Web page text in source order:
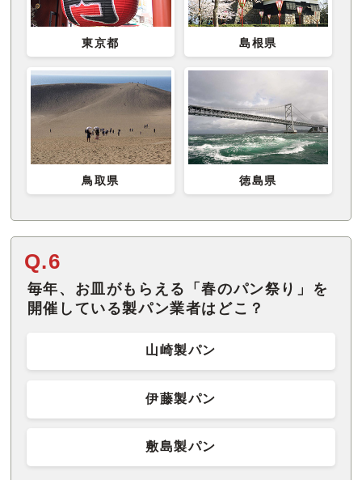
東京都 島根県
鳥取県 徳島県
Q.6
毎年、お皿がもらえる「春のパン祭り」を
開催している製パン業者はどこ？
山崎製パン
伊藤製パン
敷島製パン